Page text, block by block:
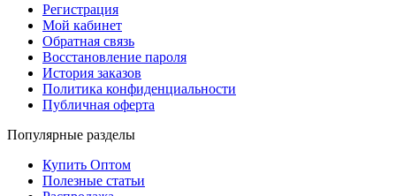
Регистрация
Мой кабинет
Обратная связь
Восстановление пароля
История заказов
Политика конфиденциальности
Публичная оферта
Популярные разделы
Купить Оптом
Полезные статьи